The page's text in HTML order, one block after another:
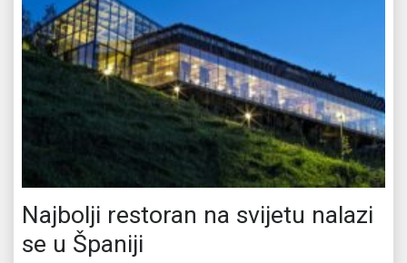
Najbolji restoran na svijetu nalazi
se u Španiji